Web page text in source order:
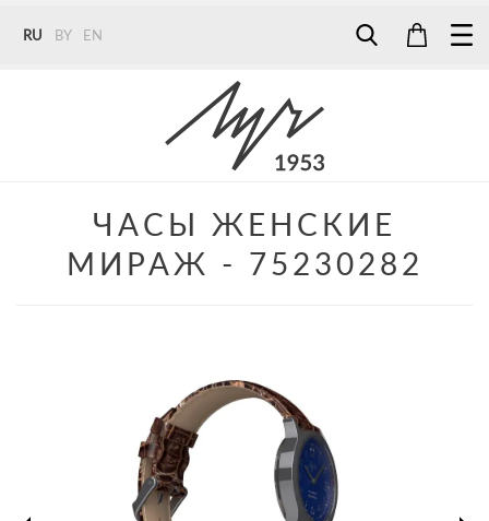
RU BY EN
+375 (29) 272 51 56
ЧАСЫ ЖЕНСКИЕ
МИРАЖ - 75230282